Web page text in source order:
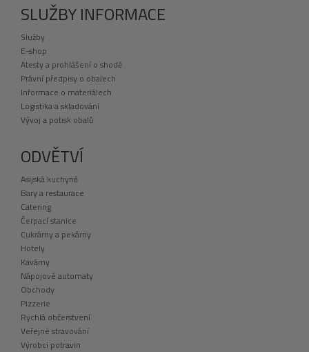
SLUŽBY INFORMACE
Služby
E-shop
Atesty a prohlášení o shodě
Právní předpisy o obalech
Informace o materiálech
Logistika a skladování
Vývoj a potisk obalů
ODVĚTVÍ
Asijská kuchyně
Bary a restaurace
Catering
Čerpací stanice
Cukrárny a pekárny
Hotely
Kavárny
Nápojové automaty
Obchody
Pizzerie
Rychlá občerstvení
Veřejné stravování
Výrobci potravin